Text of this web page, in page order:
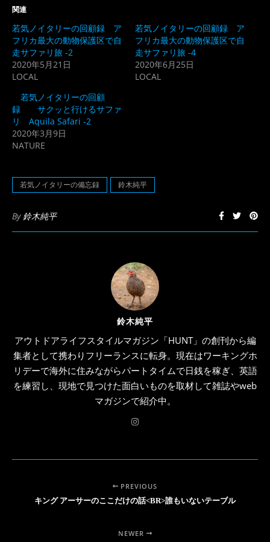
有
(新
し
い
ウ
ィ
ン
ウ
で
開
き
ま
す)
リ
ッ
ク
し
て
く
(新
し
い
ウ
ィ
ン
き
ま
す)
関連
若気ノイタリーの回顧録 ア
フリカ最大の動物保護区で自
走サファリ旅 -2
2020年5月21日
LOCAL
若気ノイタリーの回顧録 ア
フリカ最大の動物保護区で自
走サファリ旅 -4
2020年6月25日
LOCAL
若気ノイタリーの回顧
録 サクッと行けるサファ
リ Aquila Safari -2
2020年3月9日
NATURE
若気ノイタリーの備忘録 鈴木純平
By 鈴木純平
鈴木純平
アウトドアライフスタイルマガジン「HUNT」の創刊から編
集者として携わりフリーランスに転身。現在はワーキングホ
リデーで海外に住みながらパートタイムで日銭を稼ぎ、英語
を練習し、現地で見つけた面白いものを取材して雑誌やweb
マガジンで紹介中。
PREVIOUS
キング アーサーのここだけの話<BR>誰もいないテーブル
NEWER